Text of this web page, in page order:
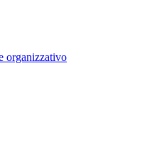
organizzativo